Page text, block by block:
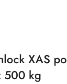
XAS
500 kg